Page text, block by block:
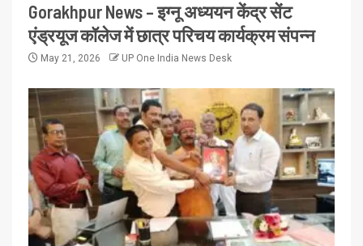
Gorakhpur News – इग्नू अध्ययन केंद्र सेंट
एंड्रयूज कॉलेज में छात्र परिचय कार्यक्रम संपन्न
May 21, 2026 UP One India News Desk